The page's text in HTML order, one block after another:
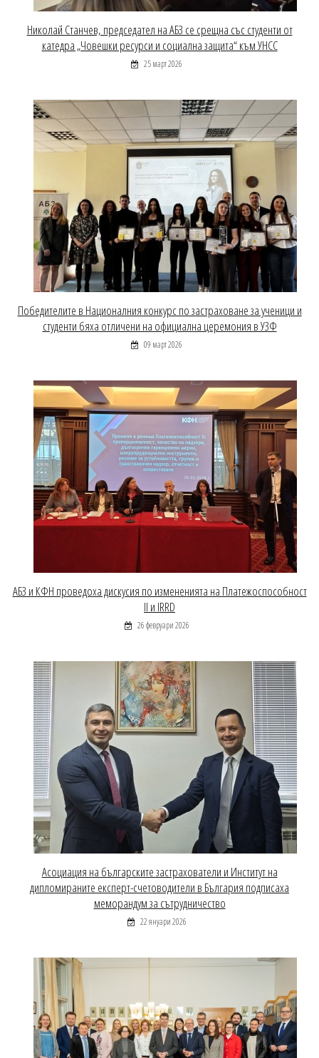
Николай Станчев, председател на АБЗ се срещна със студенти от
катедра „Човешки ресурси и социална защита“ към УНСС
25 март 2026
Победителите в Националния конкурс по застраховане за ученици и
студенти бяха отличени на официална церемония в УЗФ
09 март 2026
АБЗ и КФН проведоха дискусия по измененията на Платежоспособност
II и IRRD
26 февруари 2026
Асоциация на българските застрахователи и Институт на
дипломираните експерт-счетоводители в България подписаха
меморандум за сътрудничество
22 януари 2026